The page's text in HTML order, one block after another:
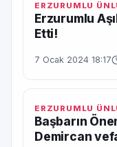
ERZURUMLU
Erzurumlu
Etti!
7 Ocak 2024 18:17
ERZURUMLU
Başbarın
Demircan